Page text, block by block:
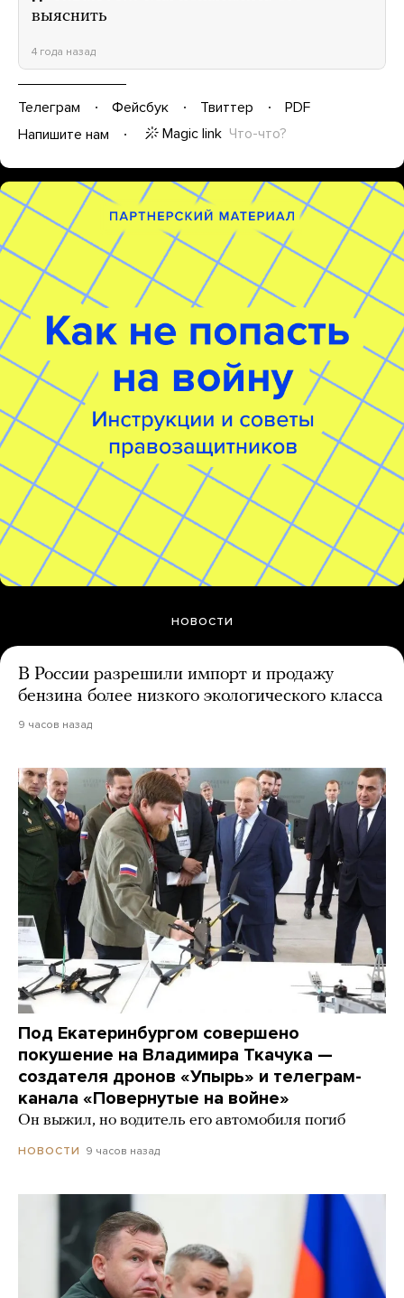
выяснить
4 года назад
Телеграм Фейсбук Твиттер
PDF
Напишите нам
Magic link Что-что?
НОВОСТИ
В России разрешили импорт и продажу
бензина более низкого экологического класса
9 часов назад
Под Екатеринбургом совершено
покушение на Владимира Ткачука —
создателя дронов «Упырь» и телеграм-
канала «Повернутые на войне»
Он выжил, но водитель его автомобиля погиб
НОВОСТИ 9 часов назад